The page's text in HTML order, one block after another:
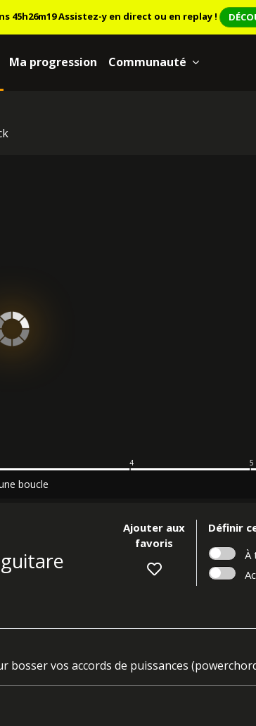
45h26m19Assistez-y en direct ou en replay !
Ma progression Communauté
4 5
boucle
Ajouter aux
favoris
Définir
À
vos accords de puissances